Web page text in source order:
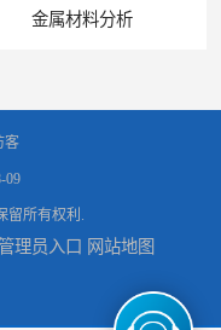
金属材料分析
可靠性环境试验
客
09
留所有权利.
理员入口 网站地图